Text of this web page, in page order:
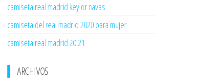
camiseta real madrid keylor navas
camiseta del real madrid 2020 para mujer
camiseta real madrid 20 21
ARCHIVOS